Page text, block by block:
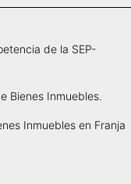
de la SEP-
Bienes Inmuebles.
Inmuebles en Franja